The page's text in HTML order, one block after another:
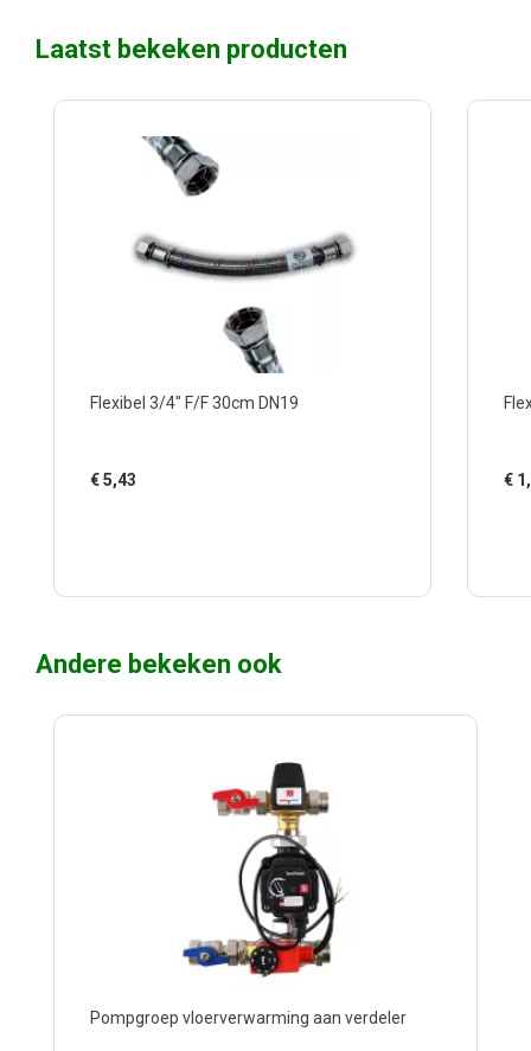
Laatst bekeken producten
Flexibel 3/4" F/F 30cm DN19
€5,43 €
Andere bekeken ook
Pompgroep vloerverwarming aan verdeler